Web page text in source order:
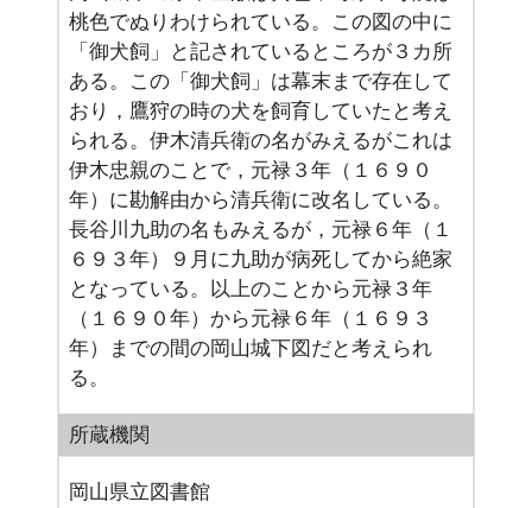
桃色でぬりわけられている。この図の中に
「御犬飼」と記されているところが３カ所
ある。この「御犬飼」は幕末まで存在して
おり，鷹狩の時の犬を飼育していたと考え
られる。伊木清兵衛の名がみえるがこれは
伊木忠親のことで，元禄３年（１６９０
年）に勘解由から清兵衛に改名している。
長谷川九助の名もみえるが，元禄６年（１
６９３年）９月に九助が病死してから絶家
となっている。以上のことから元禄３年
（１６９０年）から元禄６年（１６９３
年）までの間の岡山城下図だと考えられ
る。
所蔵機関
岡山県立図書館